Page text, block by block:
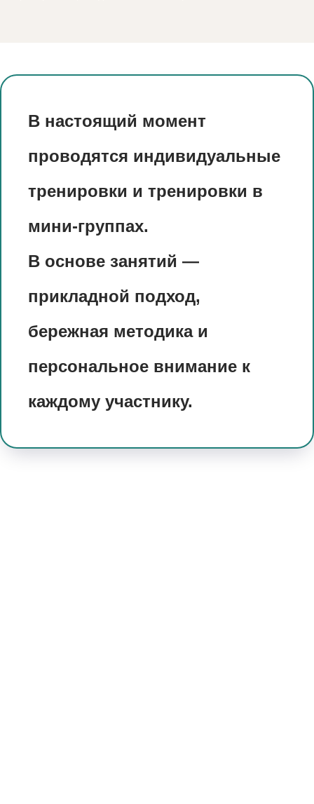
В настоящий момент
проводятся индивидуальные
тренировки и тренировки в
мини-группах.
В основе занятий —
прикладной подход,
бережная методика и
персональное внимание к
каждому участнику.